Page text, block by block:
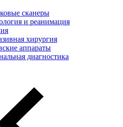
сканеры
и реанимация
хирургия
аппараты
диагностика